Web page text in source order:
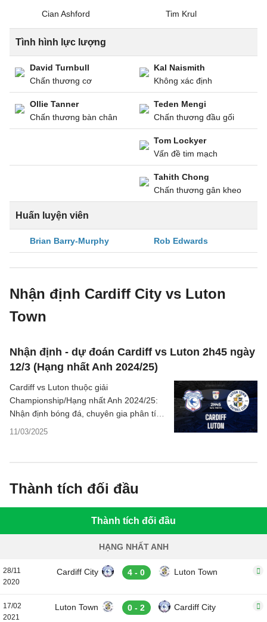
Cian Ashford Tim Krul
Tình hình lực lượng
David Turnbull
Chấn thương cơ
Kal Naismith
Không xác định
Ollie Tanner
Chấn thương bàn chân
Teden Mengi
Chấn thương đầu gối
Tom Lockyer
Vấn đề tim mạch
Tahith Chong
Chấn thương gân kheo
Huấn luyện viên
Brian Barry-Murphy Rob Edwards
Nhận định Cardiff City vs Luton
Town
Nhận định - dự đoán Cardiff vs Luton 2h45 ngày
12/3 (Hạng nhất Anh 2024/25)
11/03/2025
Cardiff vs Luton thuộc giải
Championship/Hạng nhất Anh 2024/25:
Nhận định bóng đá, chuyên gia phân tích
tỷ số trận đấu, thông tin dự đoán kết quả.
Thành tích đối đầu
Thành tích đối đầu
HẠNG NHẤT ANH
28/11
2020
Cardiff City 4 - 0 Luton Town
17/02
2021
Luton Town 0 - 2 Cardiff City